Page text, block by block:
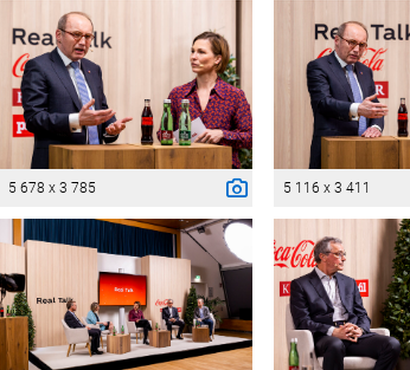
5 678 x 3 785 5 116 x 3 411